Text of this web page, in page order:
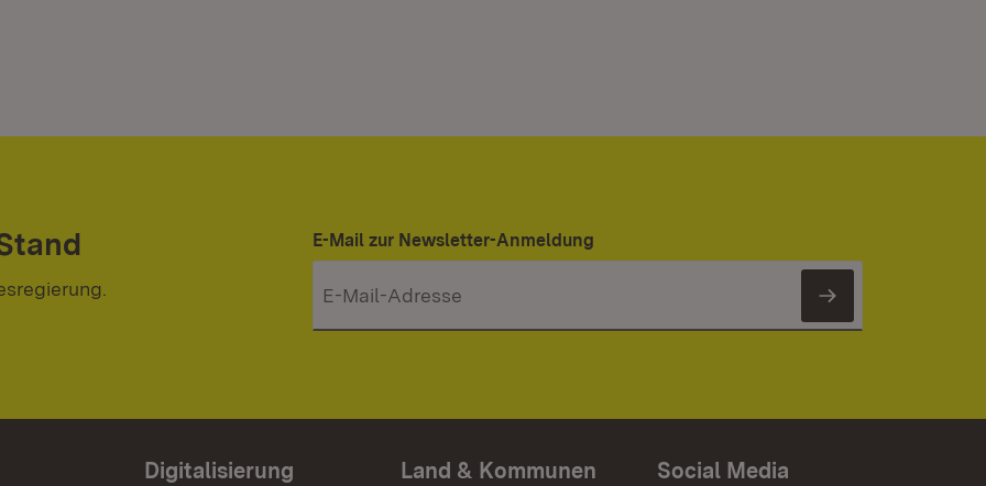
E-Mail zur Newsletter-Anmeldung
Newsletter
Digitalisierung Land & Kommunen Social Media